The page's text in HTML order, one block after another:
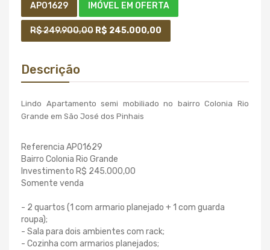
AP01629 IMÓVEL EM OFERTA
R$ 249.900,00 R$ 245.000,00
Descrição
Lindo Apartamento semi mobiliado no bairro Colonia Rio
Grande em São José dos Pinhais
Referencia AP01629
Bairro Colonia Rio Grande
Investimento R$ 245.000,00
Somente venda
- 2 quartos (1 com armario planejado + 1 com guarda
roupa);
- Sala para dois ambientes com rack;
- Cozinha com armarios planejados;